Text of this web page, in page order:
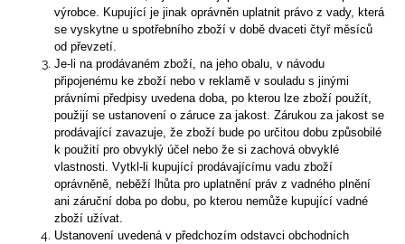
výrobce. Kupující je jinak oprávněn uplatnit právo z vady, která
se vyskytne u spotřebního zboží v době dvaceti čtyř měsíců
od převzetí.
Je-li na prodávaném zboží, na jeho obalu, v návodu
připojenému ke zboží nebo v reklamě v souladu s jinými
právními předpisy uvedena doba, po kterou lze zboží použít,
použijí se ustanovení o záruce za jakost. Zárukou za jakost se
prodávající zavazuje, že zboží bude po určitou dobu způsobilé
k použití pro obvyklý účel nebo že si zachová obvyklé
vlastnosti. Vytkl-li kupující prodávajícímu vadu zboží
oprávněně, neběží lhůta pro uplatnění práv z vadného plnění
ani záruční doba po dobu, po kterou nemůže kupující vadné
zboží užívat.
Ustanovení uvedená v předchozím odstavci obchodních